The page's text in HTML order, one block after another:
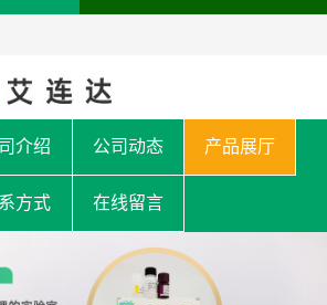
介绍 公司动态 产品展厅
方式 在线留言